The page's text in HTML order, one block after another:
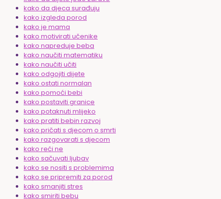
kako da djeca surađuju
kako izgleda porod
kako je mama
kako motivirati učenike
kako napreduje beba
kako naučiti matematiku
kako naučiti učiti
kako odgojiti dijete
kako ostati normalan
kako pomoći bebi
kako postaviti granice
kako potaknuti mlijeko
kako pratiti bebin razvoj
kako pričati s djecom o smrti
kako razgovarati s djecom
kako reći ne
kako sačuvati ljubav
kako se nositi s problemima
kako se pripremiti za porod
kako smanjiti stres
kako smiriti bebu